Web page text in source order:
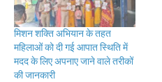
मिशन शक्ति अभियान के तहत
महिलाओं को दी गई आपात स्थिति में
मदद के लिए अपनाए जाने वाले तरीकों
की जानकारी